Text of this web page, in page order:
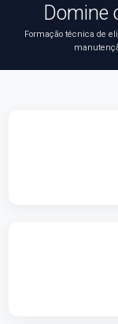
Domine
Formação técnica de